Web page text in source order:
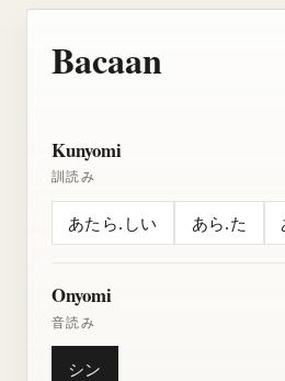
Bacaan
Kunyomi
訓読み
あたら.しい あら.た
Onyomi
音読み
シン